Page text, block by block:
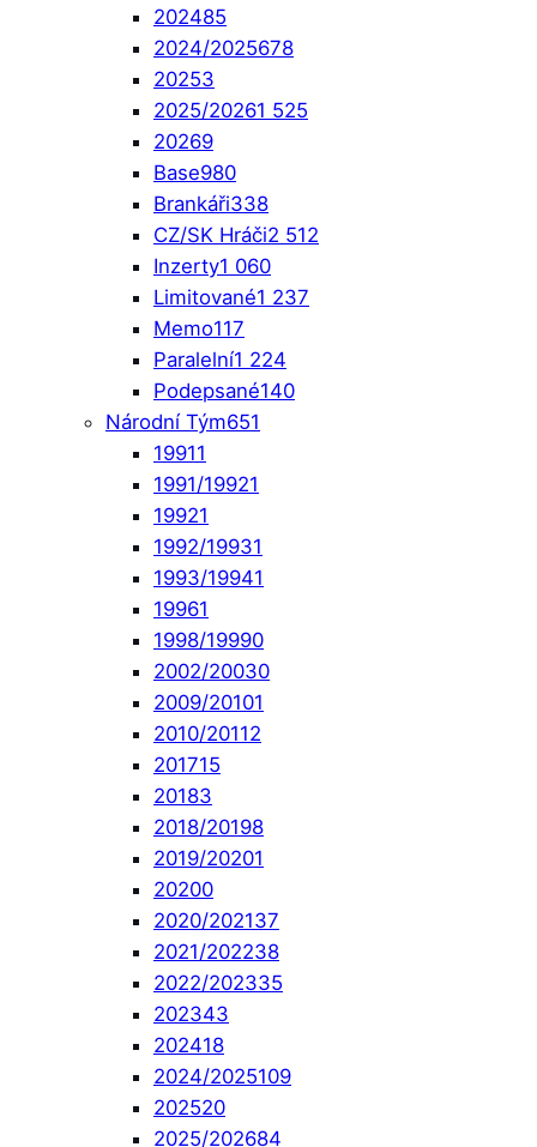
202485
2024/2025678
20253
2025/20261 525
20269
Base980
Brankáři338
CZ/SK Hráči2 512
Inzerty1 060
Limitované1 237
Memo117
Paralelní1 224
Podepsané140
Národní Tým651
19911
1991/19921
19921
1992/19931
1993/19941
19961
1998/19990
2002/20030
2009/20101
2010/20112
201715
20183
2018/20198
2019/20201
20200
2020/202137
2021/202238
2022/202335
202343
202418
2024/2025109
202520
2025/202684